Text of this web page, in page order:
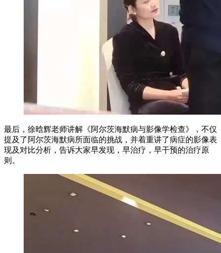
最后，徐晗辉老师讲解《阿尔茨海默病与影像学检查》，不仅
提及了阿尔茨海默病所面临的挑战，并着重讲了病症的影像表
现及对比分析，告诉大家早发现，早治疗，早干预的治疗原
则。